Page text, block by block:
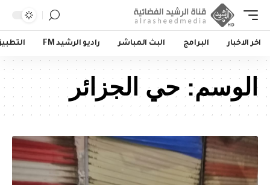
اخر الاخبار البرامج البث المباشر راديو الرشيد FM
الوسم:حي الجزائر